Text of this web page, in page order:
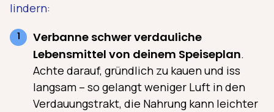
lindern:
Verbanne schwer verdauliche
Lebensmittel von deinem Speiseplan.
Achte darauf, gründlich zu kauen und iss
langsam – so gelangt weniger Luft in den
Verdauungstrakt, die Nahrung kann leichter